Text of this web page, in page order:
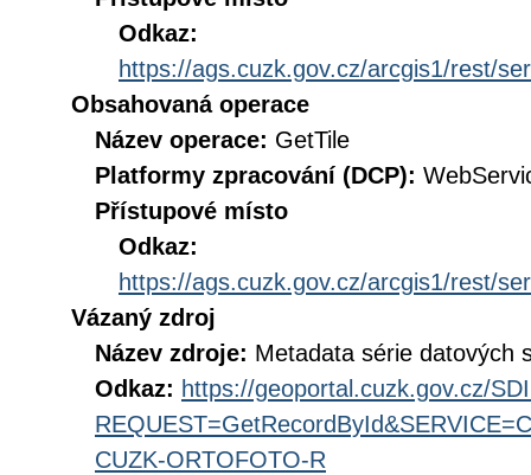
Odkaz:
https://ags.cuzk.gov.cz/arcgis1/rest/
Obsahovaná operace
Název operace: GetTile
Platformy zpracování (DCP):
Přístupové místo
Odkaz:
https://ags.cuzk.gov.cz/arcgis1/rest/
Vázaný zdroj
Název zdroje: Metadata série datových
Odkaz: https://geoportal.cuzk.gov.cz/
CUZK-ORTOFOTO-R